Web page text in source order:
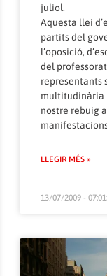
juliol.
Aquesta llei
partits del
l’oposició,
del
representants
multitudinària
nostre rebuig
LLEGIR MÉS »
13/07/2009 -